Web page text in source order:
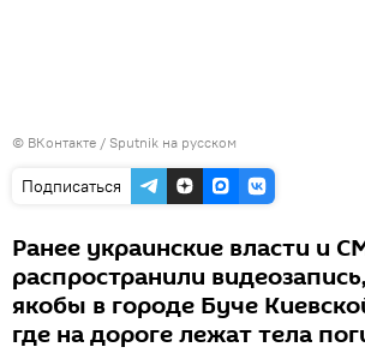
© ВКонтакте / Sputnik на русском
Подписаться
Ранее украинские власти и
распространили
якобы в городе Буче
где на дороге лежат тела